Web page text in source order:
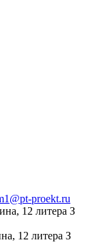
proekt.ru
12 литера З
12 литера З